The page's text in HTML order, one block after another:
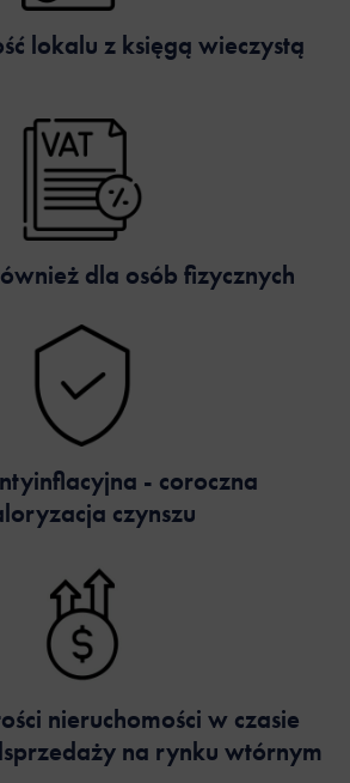
lokalu z księgą wieczystą
dla osób fizycznych
- coroczna
czynszu
nieruchomości w czasie
na rynku wtórnym